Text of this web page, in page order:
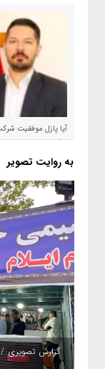
آیا پازل موفقیت
شود؟!
به روایت تصویر
گزارش تصویری